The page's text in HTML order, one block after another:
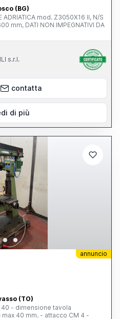
(BG)
ADRIATICA mod. Z3050X16 II, N/S
s.r.l.
contatta
di più
annuncio
(TO)
40 - dimensione tavola
40 mm. - attacco CM 4 -